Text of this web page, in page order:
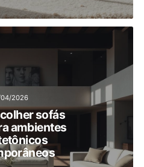
2026
sofás
ambientes